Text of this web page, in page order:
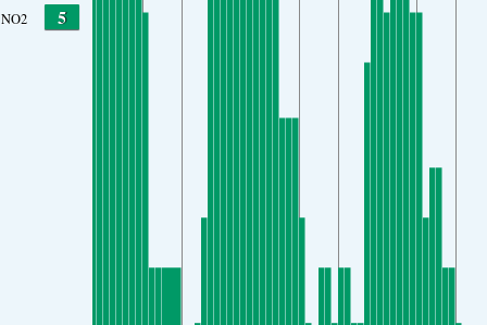
NO2 5